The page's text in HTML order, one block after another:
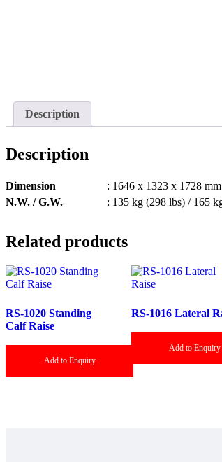
Description
Description
Dimension
: 1646 x 1323 x 1728
N.W. / G.W.
: 135 kg (298 lbs) / 165
Related products
RS-1020 Standing
Calf Raise
Add to Enquiry
RS-1016 Lateral
Add to Enquiry